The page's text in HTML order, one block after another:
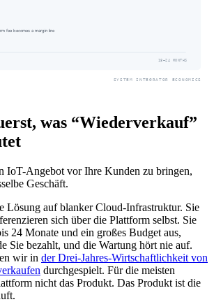
was “Wiederverkauf”
IoT-Angebot vor Ihre Kunden zu bringen,
Geschäft.
Lösung auf blanker Cloud-Infrastruktur. Sie
sich über die Plattform selbst. Sie
24 Monate und ein großes Budget aus,
Sie bezahlt, und die Wartung hört nie auf.
wir in der Drei-Jahres-Wirtschaftlichkeit von
durchgespielt. Für die meisten
nicht das Produkt. Das Produkt ist die